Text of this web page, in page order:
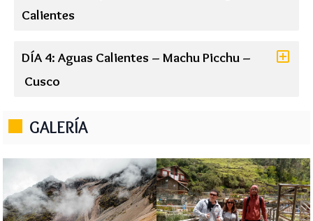
Calientes
DÍA 4: Aguas Calientes – Machu Picchu –
Cusco
GALERÍA